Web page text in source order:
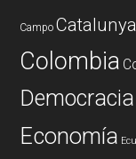
Campo Catalunya
Colombia
Democracia
Economía